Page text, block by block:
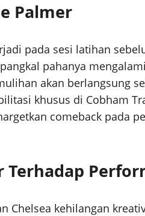
Palmer
pada sesi latihan
pahanya
akan berlangsung
khusus di Cobham
comeback pada
Terhadap
Chelsea kehilangan